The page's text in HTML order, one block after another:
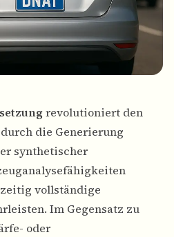
revolutioniert den
die Generierung
synthetischer
vollständige
Im Gegensatz zu
oder